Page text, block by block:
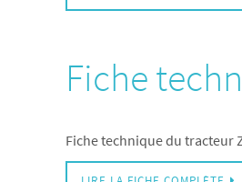
Fiche
Fiche technique du tracteur